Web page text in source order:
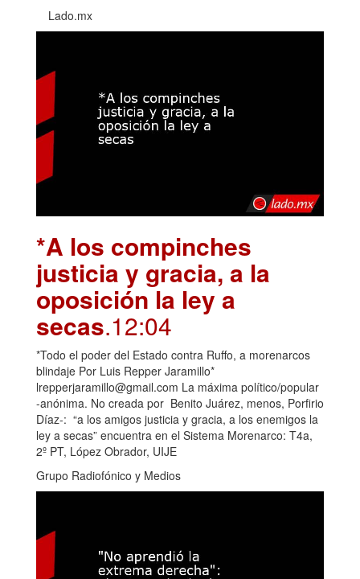
Lado.mx
*A los compinches
justicia y gracia, a la
oposición la ley a
secas.12:04
*Todo el poder del Estado contra Ruffo, a morenarcos
blindaje Por Luis Repper Jaramillo*
lrepperjaramillo@gmail.com La máxima político/popular
-anónima. No creada por Benito Juárez, menos, Porfirio
Díaz-: “a los amigos justicia y gracia, a los enemigos la
ley a secas” encuentra en el Sistema Morenarco: T4a,
2º PT, López Obrador, UIJE
Grupo Radiofónico y Medios